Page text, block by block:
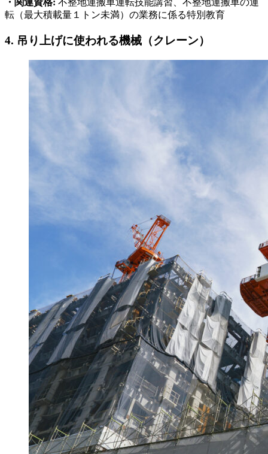
・関連資格: 不整地運搬車運転技能講習、不整地運搬車の運
転（最大積載量１トン未満）の業務に係る特別教育
4. 吊り上げに使われる機械（クレーン）